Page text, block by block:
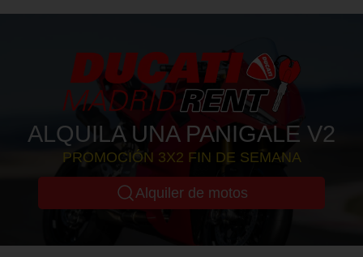
ALQUILA UNA PANIGALE V2
PROMOCIÓN 3X2 FIN DE SEMANA
Alquiler de motos